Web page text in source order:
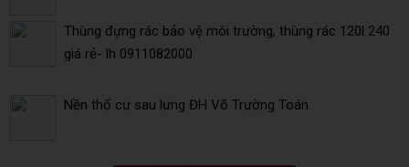
Thùng đựng rác bảo vệ môi trường, thùng rác 120l 240
giá rẻ- lh 0911082000
Nền thổ cư sau lưng ĐH Võ Trường Toán